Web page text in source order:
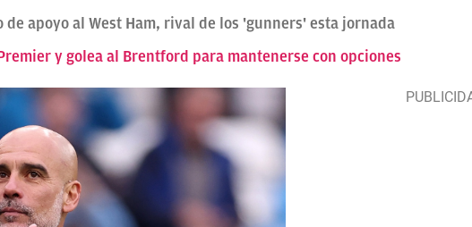
apoyo al West Ham, rival de los 'gunners' esta jornada
y golea al Brentford para mantenerse con opciones